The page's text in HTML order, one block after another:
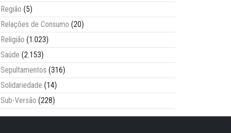
Região (5)
Relações de Consumo (20)
Religião (1.023)
Saúde (2.153)
Sepultamentos (316)
Solidariedade (14)
Sub-Versão (228)